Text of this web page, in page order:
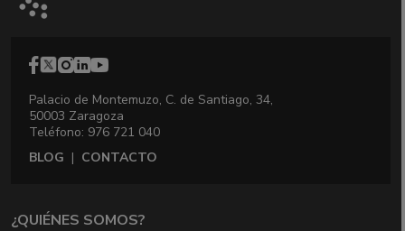
Palacio de Montemuzo, C. de Santiago, 34,
50003 Zaragoza
Teléfono: 976 721 040
BLOG | CONTACTO
¿QUIÉNES SOMOS?